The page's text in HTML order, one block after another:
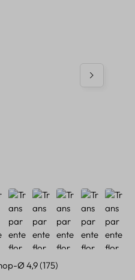
Ø 4,9 (175)